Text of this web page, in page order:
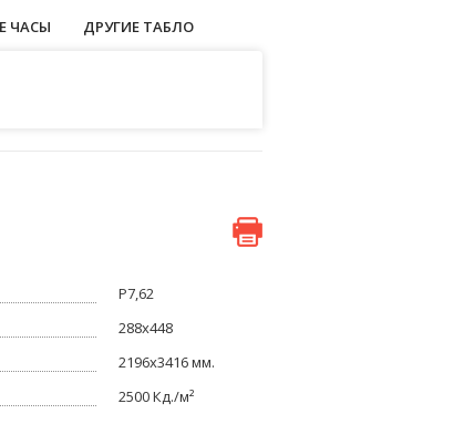
ЧАСЫ ДРУГИЕ ТАБЛО
P7,62
288x448
2196x3416 мм.
2500 Кд./м²